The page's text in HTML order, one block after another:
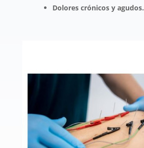
Dolores crónicos y agudos.